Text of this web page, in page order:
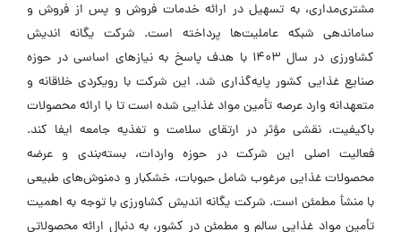
مشتری‌مداری، به تسهیل در ارائه خدمات فروش و پس از فروش و
ساماندهی شبکه عاملیت‌ها پرداخته است. شرکت یگانه اندیش
کشاورزی در سال ۱۴۰۳ با هدف پاسخ به نیازهای اساسی در حوزه
صنایع غذایی کشور پایه‌گذاری شد. این شرکت با رویکردی خلاقانه و
متعهدانه وارد عرصه تأمین مواد غذایی شده است تا با ارائه محصولات
باکیفیت، نقشی مؤثر در ارتقای سلامت و تغذیه جامعه ایفا کند.
فعالیت اصلی این شرکت در حوزه واردات، بسته‌بندی و عرضه
محصولات غذایی مرغوب شامل حبوبات، خشکبار و دمنوش‌های طبیعی
با منشأ مطمئن است. شرکت یگانه اندیش کشاورزی با توجه به اهمیت
تأمین مواد غذایی سالم و مطمئن در کشور، به دنبال ارائه محصولاتی